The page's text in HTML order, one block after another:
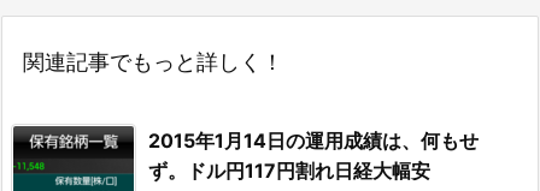
関連記事でもっと詳しく！
2015年1月14日の運用成績は、何もせ
ず。ドル円117円割れ日経大幅安